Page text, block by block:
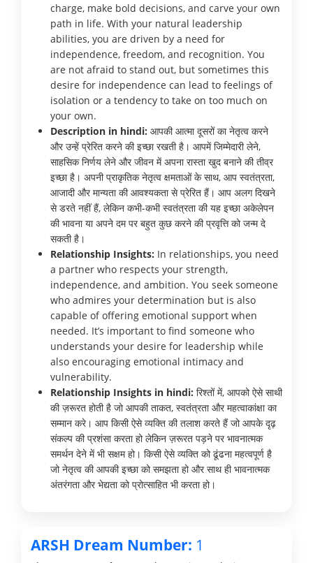
charge, make bold decisions, and carve your own
path in life. With your natural leadership
abilities, you are driven by a need for
independence, freedom, and recognition. You
are not afraid to stand out, but sometimes this
desire for independence can lead to feelings of
isolation or a tendency to take on too much on
your own.
Description in hindi: आपकी आत्मा दूसरों का नेतृत्व करने
और उन्हें प्रेरित करने की इच्छा रखती है। आपमें जिम्मेदारी लेने,
साहसिक निर्णय लेने और जीवन में अपना रास्ता खुद बनाने की तीव्र
इच्छा है। अपनी प्राकृतिक नेतृत्व क्षमताओं के साथ, आप स्वतंत्रता,
आजादी और मान्यता की आवश्यकता से प्रेरित हैं। आप अलग दिखने
से डरते नहीं हैं, लेकिन कभी-कभी स्वतंत्रता की यह इच्छा अकेलेपन
की भावना या अपने दम पर बहुत कुछ करने की प्रवृत्ति को जन्म दे
सकती है।
Relationship Insights: In relationships, you need
a partner who respects your strength,
independence, and ambition. You seek someone
who admires your determination but is also
capable of offering emotional support when
needed. It’s important to find someone who
understands your desire for leadership while
also encouraging emotional intimacy and
vulnerability.
Relationship Insights in hindi: रिश्तों में, आपको ऐसे साथी
की ज़रूरत होती है जो आपकी ताकत, स्वतंत्रता और महत्वाकांक्षा का
सम्मान करे। आप किसी ऐसे व्यक्ति की तलाश करते हैं जो आपके दृढ़
संकल्प की प्रशंसा करता हो लेकिन ज़रूरत पड़ने पर भावनात्मक
समर्थन देने में भी सक्षम हो। किसी ऐसे व्यक्ति को ढूंढना महत्वपूर्ण है
जो नेतृत्व की आपकी इच्छा को समझता हो और साथ ही भावनात्मक
अंतरंगता और भेद्यता को प्रोत्साहित भी करता हो।
ARSH Dream Number: 1